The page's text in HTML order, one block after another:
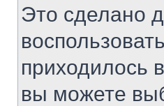
Это сделано
приходилось
вы можете